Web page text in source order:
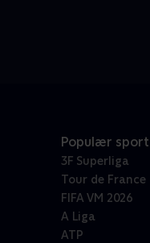
Populær sport
3F Superliga
Tour de France
FIFA VM 2026
A Liga
ATP